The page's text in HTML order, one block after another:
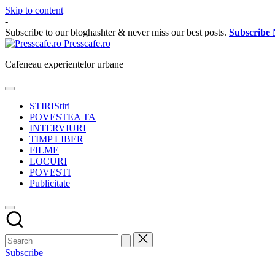
Skip to content
-
Subscribe to our bloghashter & never miss our best posts. Subscribe
Presscafe.ro
Cafeneau experientelor urbane
STIRIStiri
POVESTEA TA
INTERVIURI
TIMP LIBER
FILME
LOCURI
POVESTI
Publicitate
Subscribe